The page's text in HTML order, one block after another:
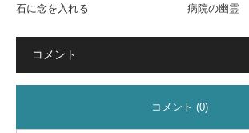
石に念を入れる 病院の幽霊
コメント
コメント (0)